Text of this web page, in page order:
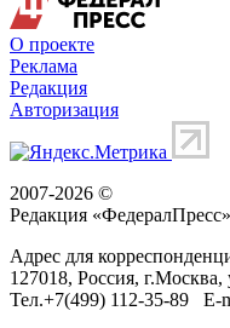
О проекте
Реклама
Редакция
Авторизация
2007-2026 ©
Редакция «ФедералПресс»
Адрес для
127018, Россия, г.Москва,
Тел.+7(499) 112-35-89 E-